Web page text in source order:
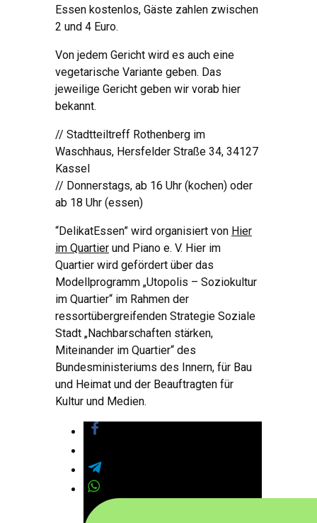
Essen kostenlos, Gäste zahlen zwischen
2 und 4 Euro.
Von jedem Gericht wird es auch eine
vegetarische Variante geben. Das
jeweilige Gericht geben wir vorab hier
bekannt.
// Stadtteiltreff Rothenberg im
Waschhaus, Hersfelder Straße 34, 34127
Kassel
// Donnerstags, ab 16 Uhr (kochen) oder
ab 18 Uhr (essen)
“DelikatEssen” wird organisiert von Hier
im Quartier und Piano e. V. Hier im
Quartier wird gefördert über das
Modellprogramm „Utopolis – Soziokultur
im Quartier“ im Rahmen der
ressortübergreifenden Strategie Soziale
Stadt „Nachbarschaften stärken,
Miteinander im Quartier“ des
Bundesministeriums des Innern, für Bau
und Heimat und der Beauftragten für
Kultur und Medien.